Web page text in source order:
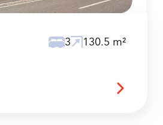
3 130.5 m²